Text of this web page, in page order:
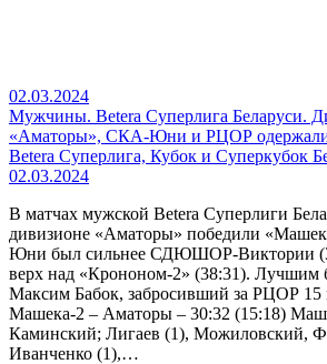
02.03.2024
Мужчины. Betera Суперлига Беларуси.
«Аматоры», СКА-Юни и РЦОР
Betera Суперлига, Кубок и Суперкубок
02.03.2024
В матчах мужской Betera Суперлиги
дивизионе «Аматоры» победили
Юни был сильнее СДЮШОР-Виктории
верх над «Крононом-2» (38:31). Лучшим
Максим Бабок, забросивший за РЦОР 15
Машека-2 – Аматоры – 30:32 (15:18)
Каминский; Лигаев (1), Можиловский,
Иванченко (1),…